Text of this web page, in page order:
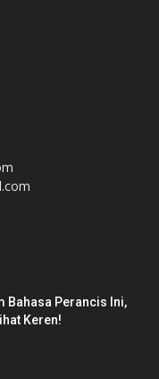
Bahasa Perancis Ini,
Keren!